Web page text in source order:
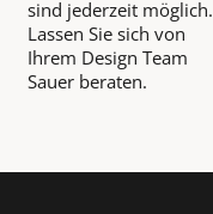
sind jederzeit möglich.
Lassen Sie sich von
Ihrem Design Team
Sauer beraten.